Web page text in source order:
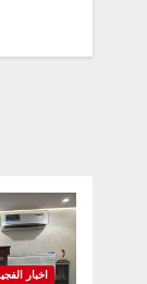
اخبار